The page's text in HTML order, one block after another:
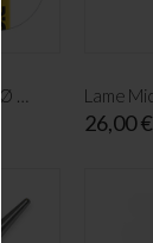
26,00 €